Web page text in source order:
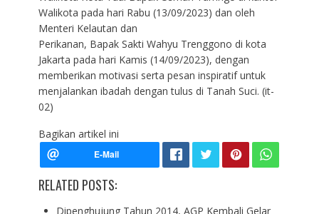
Walikota pada hari Rabu (13/09/2023) dan oleh
Menteri Kelautan dan
Perikanan, Bapak Sakti Wahyu Trenggono di kota
Jakarta pada hari Kamis (14/09/2023), dengan
memberikan motivasi serta pesan inspiratif untuk
menjalankan ibadah dengan tulus di Tanah Suci. (it-
02)
Bagikan artikel ini
RELATED POSTS:
Dipenghujung Tahun 2014, AGP Kembali Gelar